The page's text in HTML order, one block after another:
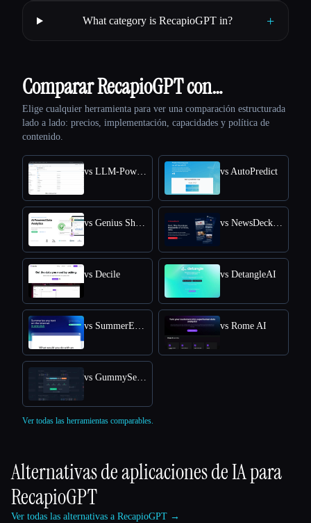
What category is RecapioGPT in? +
Comparar RecapioGPT con…
Elige cualquier herramienta para ver una comparación estructurada
lado a lado: precios, implementación, capacidades y política de
contenido.
vs LLM-Powered Invoice & Receipt Extractor (OSS) vs AutoPredict
vs Genius Sheets vs NewsDeck from OneSub
vs Decile vs DetangleAI
vs SummerEyes vs Rome AI
vs GummySearch
Ver todas las herramientas comparables.
Alternativas de aplicaciones de IA para
RecapioGPT
Ver todas las alternativas a RecapioGPT →